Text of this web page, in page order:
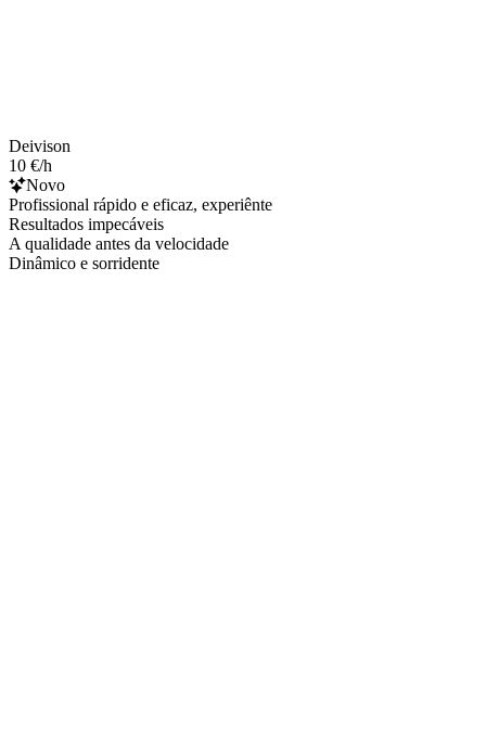
Deivison
10 €/h
Novo
Profissional rápido e eficaz, experiênte
Resultados impecáveis
A qualidade antes da velocidade
Dinâmico e sorridente